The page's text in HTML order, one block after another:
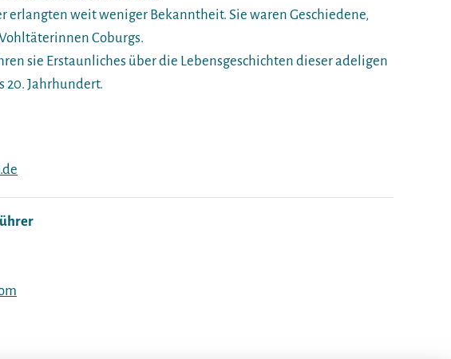
erlangten weit weniger Bekanntheit. Sie waren Geschiedene,
Coburgs.
sie Erstaunliches über die Lebensgeschichten dieser adeligen
20. Jahrhundert.